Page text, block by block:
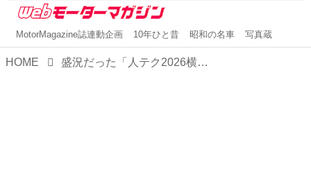
MotorMagazine誌連動企画 10年ひと昔 昭和の名車 写真蔵
HOME 盛況だった「人テク2026横浜」、自動車メーカーの展示で見えた最新技術と近未来のクルマたち【イベント】